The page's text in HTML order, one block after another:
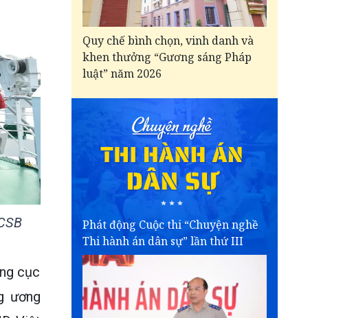
cục
ương
Quy chế bình chọn, vinh danh và
khen thưởng “Gương sáng Pháp
luật” năm 2026
Phát động Cuộc thi “Chuyện nghề
Thi hành án dân sự” lần thứ III